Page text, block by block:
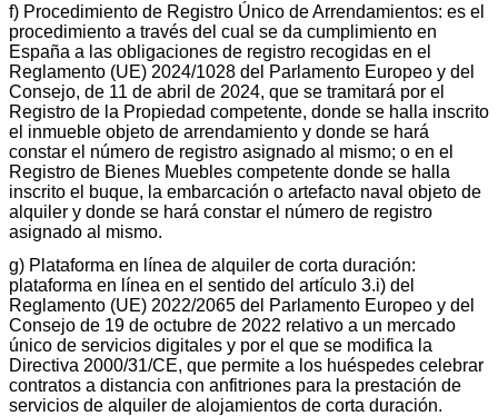
f) Procedimiento de Registro Único de Arrendamientos: es el
procedimiento a través del cual se da cumplimiento en
España a las obligaciones de registro recogidas en el
Reglamento (UE) 2024/1028 del Parlamento Europeo y del
Consejo, de 11 de abril de 2024, que se tramitará por el
Registro de la Propiedad competente, donde se halla inscrito
el inmueble objeto de arrendamiento y donde se hará
constar el número de registro asignado al mismo; o en el
Registro de Bienes Muebles competente donde se halla
inscrito el buque, la embarcación o artefacto naval objeto de
alquiler y donde se hará constar el número de registro
asignado al mismo.
g) Plataforma en línea de alquiler de corta duración:
plataforma en línea en el sentido del artículo 3.i) del
Reglamento (UE) 2022/2065 del Parlamento Europeo y del
Consejo de 19 de octubre de 2022 relativo a un mercado
único de servicios digitales y por el que se modifica la
Directiva 2000/31/CE, que permite a los huéspedes celebrar
contratos a distancia con anfitriones para la prestación de
servicios de alquiler de alojamientos de corta duración.